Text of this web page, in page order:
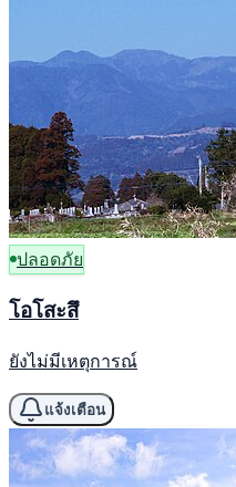
ปลอดภัย
โอโสะสึ
ยังไม่มีเหตุการณ์
แจ้งเตือน